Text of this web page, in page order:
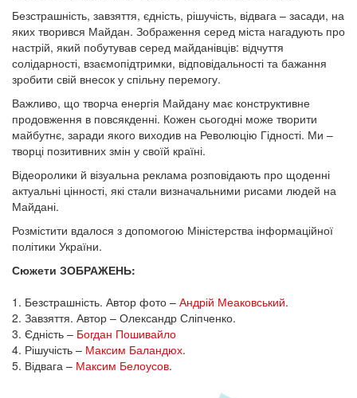
Безстрашність, завзяття, єдність, рішучість, відвага – засади, на
яких творився Майдан. Зображення серед міста нагадують про
настрій, який побутував серед майданівців: відчуття
солідарності, взаємопідтримки, відповідальності та бажання
зробити свій внесок у спільну перемогу.
Важливо, що творча енергія Майдану має конструктивне
продовження в повсякденні. Кожен сьогодні може творити
майбутнє, заради якого виходив на Революцію Гідності. Ми –
творці позитивних змін у своїй країні.
Відеоролики й візуальна реклама розповідають про щоденні
актуальні цінності, які стали визначальними рисами людей на
Майдані.
Розмістити вдалося з допомогою Міністерства інформаційної
політики України.
Сюжети ЗОБРАЖЕНЬ:
1. Безстрашність. Автор фото – Андрій Меаковський.
2. Завзяття. Автор – Олександр Сліпченко.
3. Єдність – Богдан Пошивайло
4. Рішучість – Максим Баландюх.
5. Відвага – Максим Белоусов.